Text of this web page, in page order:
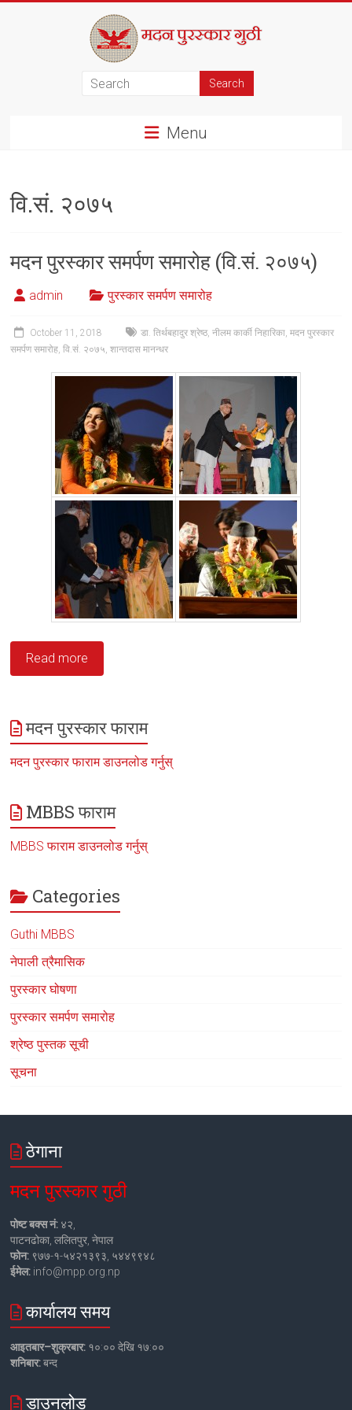
Menu
वि.सं. २०७५
मदन पुरस्कार समर्पण समारोह (वि.सं. २०७५)
admin पुरस्कार समर्पण समारोह
October 11, 2018 डा. तिर्थबहादुर श्रेष्ठ,नीलम कार्की निहारिका,मदन पुरस्कार
समर्पण समारोह,वि.सं. २०७५,शान्तदास मानन्धर
Read more
मदन पुरस्कार फाराम
मदन पुरस्कार फाराम डाउनलोड गर्नुस्
MBBS फाराम
MBBS फाराम डाउनलोड गर्नुस्
Categories
Guthi MBBS
नेपाली त्रैमासिक
पुरस्कार घोषणा
पुरस्कार समर्पण समारोह
श्रेष्ठ पुस्तक सूची
सूचना
ठेगाना
मदन पुरस्कार गुठी
पोष्ट बक्स नं: ४२,
पाटनढोका, ललितपुर, नेपाल
फोन: ९७७-१-५४२१३९३, ५४४९९४८
ईमेल: info@mpp.org.np
कार्यालय समय
आइतबार–शुक्रबार: १०:०० देखि १७:००
शनिबार:बन्द
डाउनलोड